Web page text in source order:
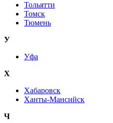
Тольятти
Томск
Тюмень
У
Уфа
Х
Хабаровск
Ханты-Мансийск
Ч